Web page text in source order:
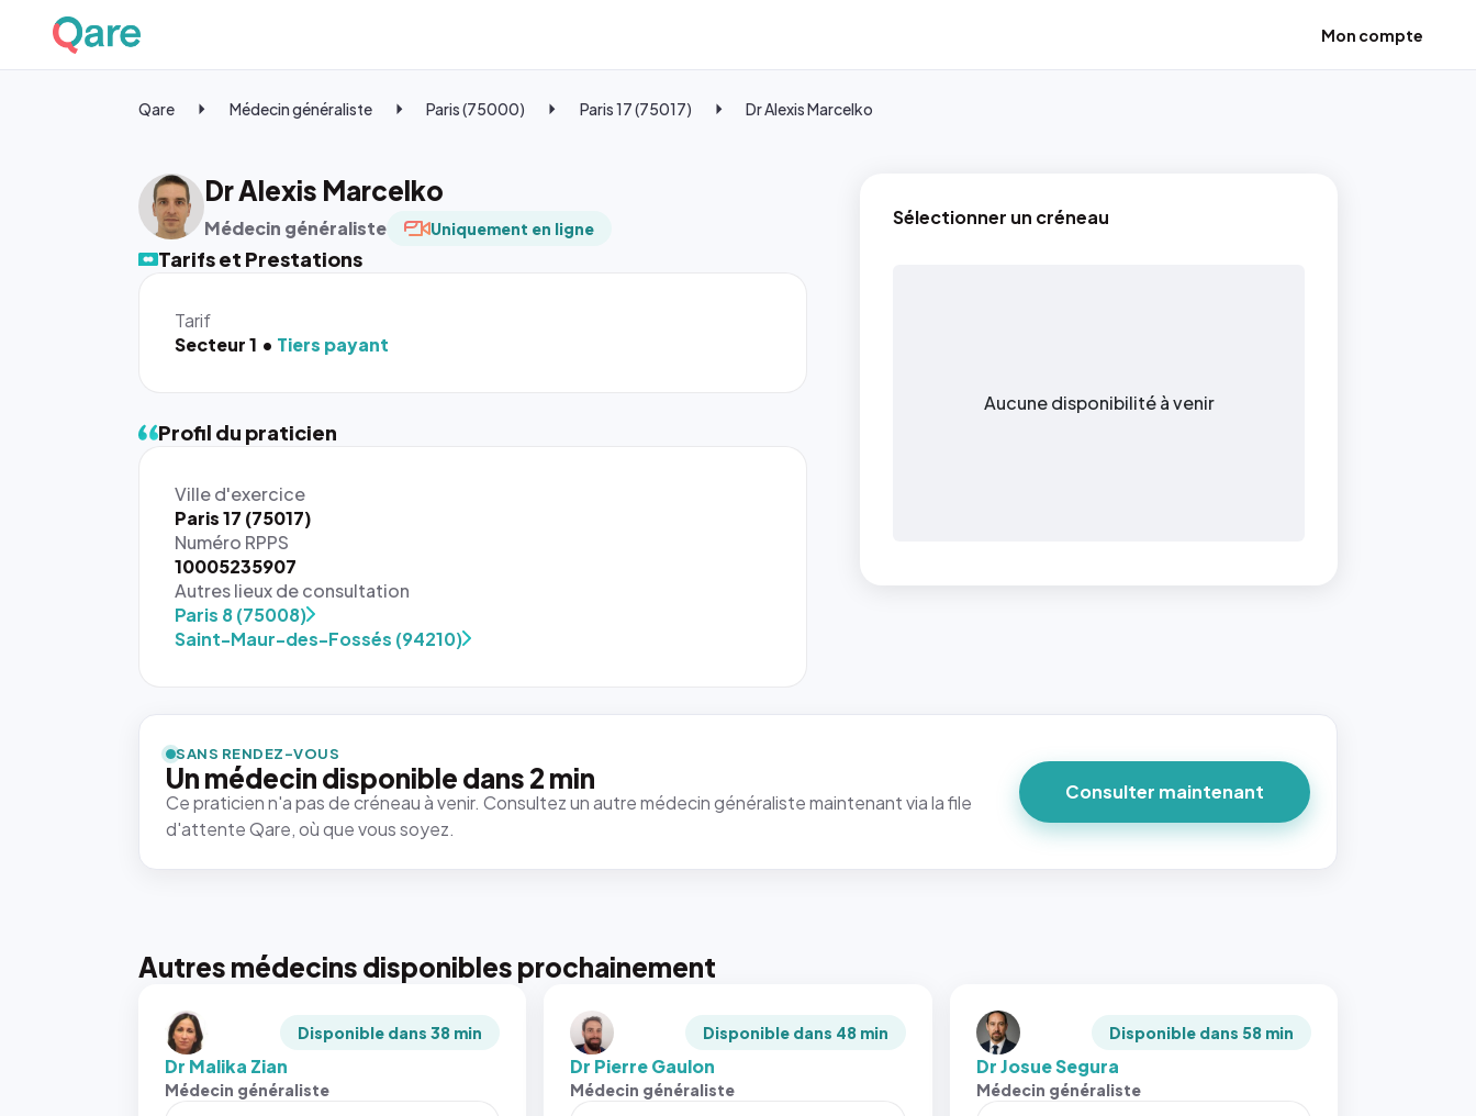
Mon compte
Qare Médecin généraliste Paris (75000) Paris 17 (75017) Dr Alexis Marcelko
Dr Alexis Marcelko
Médecin généraliste Uniquement en ligne
Tarifs et Prestations
Tarif
Secteur 1
Tiers payant
Sélectionner un créneau
Aucune disponibilité à venir
Profil du praticien
Ville d'exercice
Paris 17 (75017)
Numéro RPPS
10005235907
Autres lieux de consultation
Paris 8 (75008)
Saint-Maur-des-Fossés (94210)
SANS RENDEZ-VOUS
Un médecin disponible dans 2 min
Ce praticien n'a pas de créneau à venir. Consultez un autre médecin généraliste maintenant via la file
d'attente Qare, où que vous soyez.
Consulter maintenant
Autres médecins disponibles prochainement
Disponible dans 38 min
Dr Malika Zian
Médecin généraliste
Disponible dans 48 min
Dr Pierre Gaulon
Médecin généraliste
Disponible dans 58 min
Dr Josue Segura
Médecin généraliste